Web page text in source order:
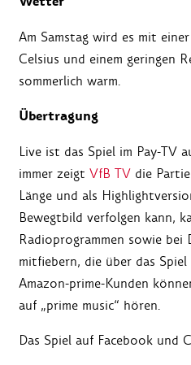
Am Samstag wird es mit
Celsius und einem geringen
sommerlich warm.
Übertragung
Live ist das Spiel im Pay-TV
immer zeigt VfB TV die
Länge und als
Bewegtbild verfolgen kann,
Radioprogrammen sowie bei
mitfiebern, die über das
Amazon-prime-Kunden
auf „prime music“ hören.
Das Spiel auf Facebook und